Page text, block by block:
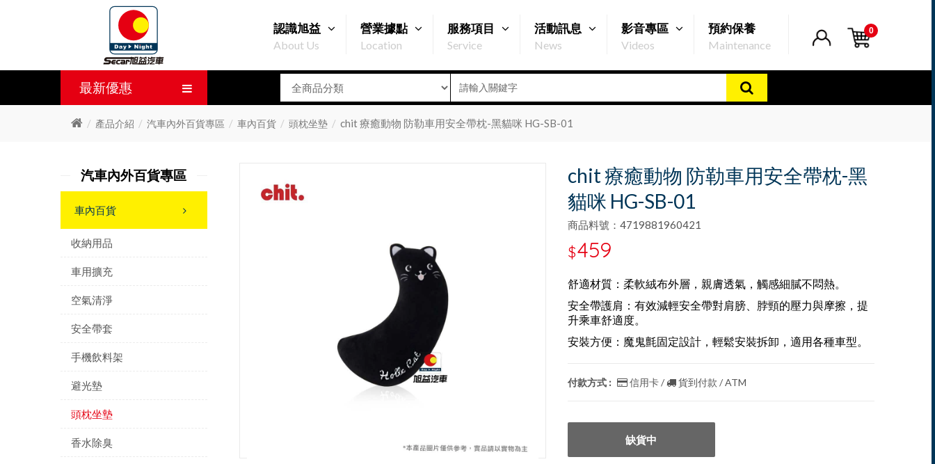
0
認識旭益
About Us
營業據點
Location
服務項目
Service
活動訊息
News
影音專區
Videos
預約保養
Maintenance
最新優惠
產品介紹 汽車內外百貨專區 車內百貨 頭枕坐墊 chit 療癒動物 防勒車用安全帶枕-黑貓咪 HG-SB-01
chit 療癒動物 防勒車用安全帶枕-黑
貓咪 HG-SB-01
商品料號：4719881960421
$459
舒適材質：柔軟絨布外層，親膚透氣，觸感細膩不悶熱。
安全帶護肩：有效減輕安全帶對肩膀、脖頸的壓力與摩擦，提
升乘車舒適度。
安裝方便：魔鬼氈固定設計，輕鬆安裝拆卸，適用各種車型。
付款方式 : 信用卡 / 貨到付款 / ATM
缺貨中
汽車內外百貨專區
車內百貨
收納用品
車用擴充
空氣清淨
安全帶套
手機飲料架
避光墊
頭枕坐墊
香水除臭